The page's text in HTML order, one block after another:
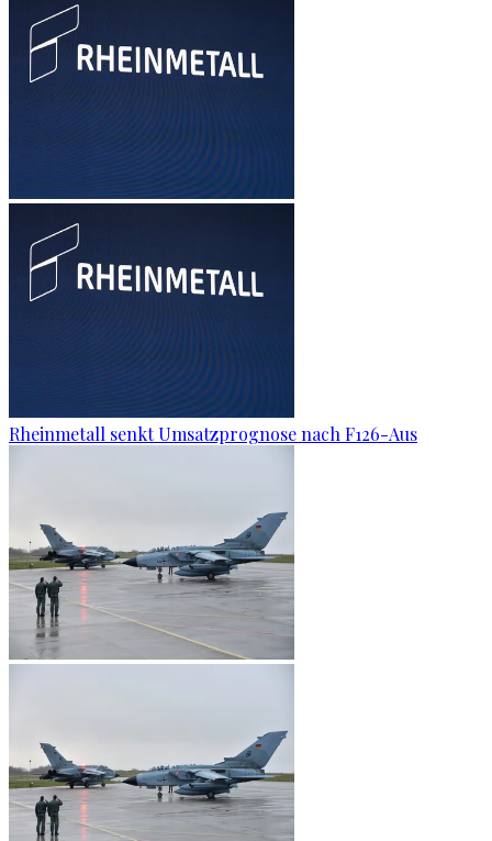
Rheinmetall senkt Umsatzprognose nach F126-Aus